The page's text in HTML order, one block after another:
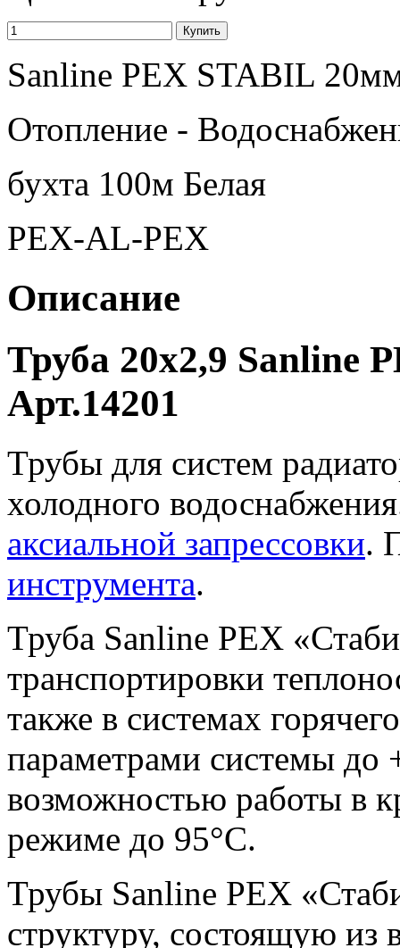
Sanline PEX STABIL
Отопление -
бухта 100м Белая
PEX-AL-PEX
Описание
Труба 20х2,9 Sanline
Арт.14201
Трубы для систем
холодного
аксиальной запрессовки.
инструмента.
Труба Sanline PEX
транспортировки
также в системах
параметрами системы до
возможностью работы в
режиме до 95°С.
Трубы Sanline PEX
структуру, состоящую из